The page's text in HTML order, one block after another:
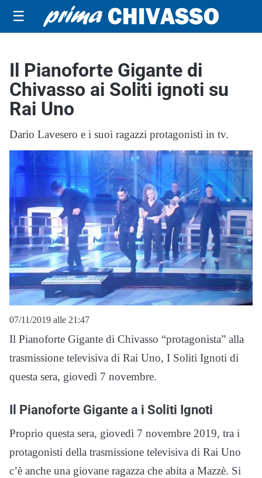
☰
Il Pianoforte Gigante di
Chivasso ai Soliti ignoti su
Rai Uno
Dario Lavesero e i suoi ragazzi protagonisti in tv.
07/11/2019 alle 21:47
Il Pianoforte Gigante di Chivasso “protagonista” alla
trasmissione televisiva di Rai Uno, I Soliti Ignoti di
questa sera, giovedì 7 novembre.
Il Pianoforte Gigante a i Soliti Ignoti
Proprio questa sera, giovedì 7 novembre 2019, tra i
protagonisti della trasmissione televisiva di Rai Uno
c’è anche una giovane ragazza che abita a Mazzè. Si